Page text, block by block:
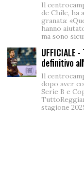
Il
de Chile, ha
granata:
hanno
ma sono
UFFICIALE
definitivo
Il
dopo aver
Serie B e
stagione